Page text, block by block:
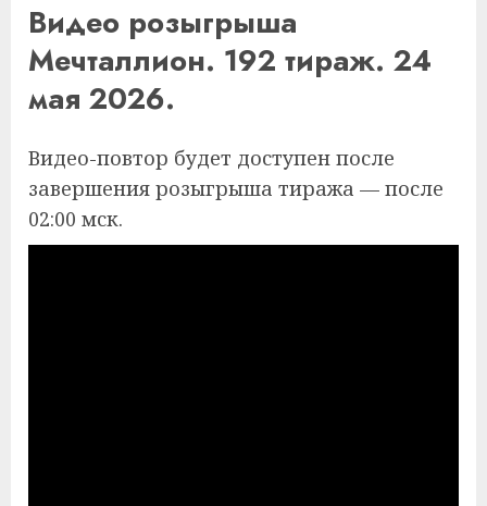
Видео розыгрыша
Мечталлион. 192 тираж. 24
мая 2026.
Видео-повтор будет доступен после
завершения розыгрыша тиража — после
02:00 мск.